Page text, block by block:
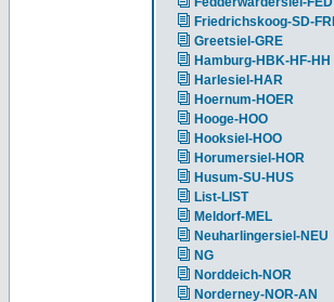
Friedrichskoog-SD-FRI
Greetsiel-GRE
Hamburg-HBK-HF-HH
Harlesiel-HAR
Hoernum-HOER
Hooge-HOO
Hooksiel-HOO
Horumersiel-HOR
Husum-SU-HUS
List-LIST
Meldorf-MEL
Neuharlingersiel-NEU
NG
Norddeich-NOR
Norderney-NOR-AN